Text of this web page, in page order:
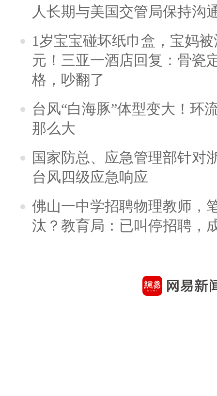
人长期与美国交管局保持沟
1岁宝宝碰坏纸巾盒，宝妈
元！三亚一酒店回复：骨瓷
格，吵翻了
台风“白海豚”体型变大！环
那么大
国家防总、应急管理部针对
台风四级应急响应
佛山一中学招聘物理教师，
汰？教育局：已叫停招聘，